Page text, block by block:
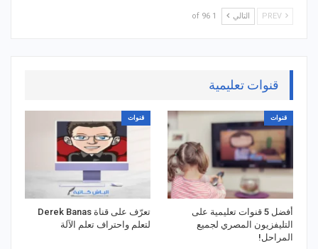
التالي 1 of 96
قنوات تعليمية
قنوات
أفضل 5 قنوات تعليمية على
التليفزيون المصري لجميع
المراحل!
قنوات
تعرّف على قناة Derek Banas
لتعلم واحتراف تعلم الآلة